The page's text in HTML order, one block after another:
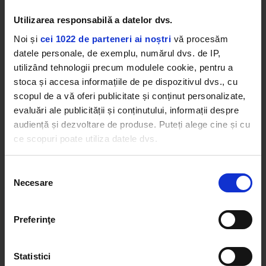
Utilizarea responsabilă a datelor dvs.
Noi și cei 1022 de parteneri ai noștri vă procesăm
datele personale, de exemplu, numărul dvs. de IP,
utilizând tehnologii precum modulele cookie, pentru a
stoca și accesa informațiile de pe dispozitivul dvs., cu
scopul de a vă oferi publicitate și conținut personalizate,
evaluări ale publicității și conținutului, informații despre
audiență și dezvoltare de produse. Puteți alege cine și cu
ce scopuri poate utiliza datele dvs.
Să colectăm informațiile cu privire la locația dvs.
Să vă identificăm dispozitivul scanândul-l în mod
activ după caracteristici specifice (amprentare)
dvs. personale și configurați-vă preferințele la
secțiunea
consimțământului
Necesare
Preferinţe
Statistici
care și-a creat rapid propriul renume și a adunat
NCIS: ANCHETĂ MILITARĂ NCIS: ANCHETĂ MILITARĂ ANX
NCIS: ANCHETĂ MILITARĂ SEZON 19
Web radios
Cele mai ascultate playlist-uri